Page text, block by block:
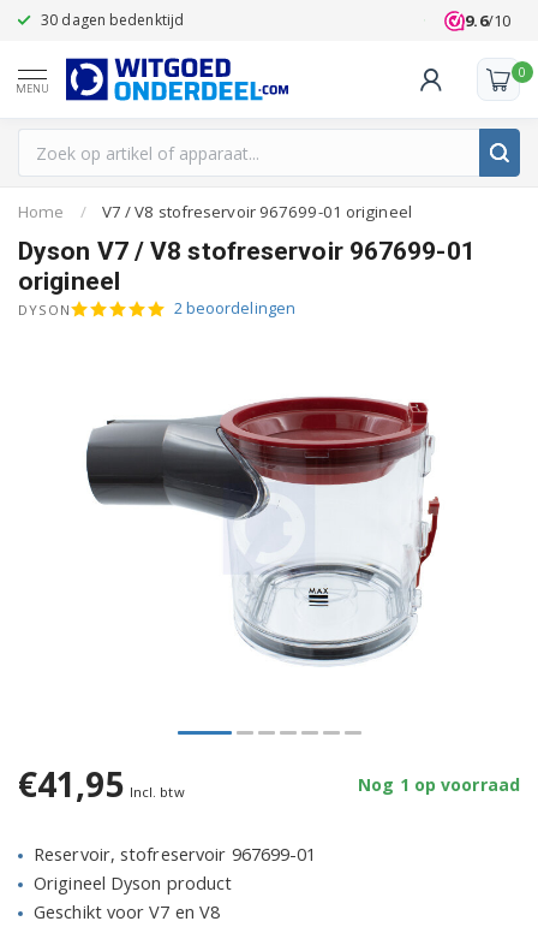
30 dagen bedenktijd Klanten
9.6/10
MENU
0
Home / V7 / V8 stofreservoir 967699-01 origineel
Dyson V7 / V8 stofreservoir 967699-01
origineel
DYSON 2 beoordelingen
€41,95 Incl. btw Nog 1 op voorraad
Reservoir, stofreservoir 967699-01
Origineel Dyson product
Geschikt voor V7 en V8